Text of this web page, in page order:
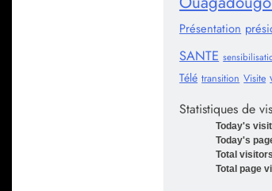
Présentation
SANTE
Télé transition Visite
Statistiques de
Today's
Today's
Total
Total page